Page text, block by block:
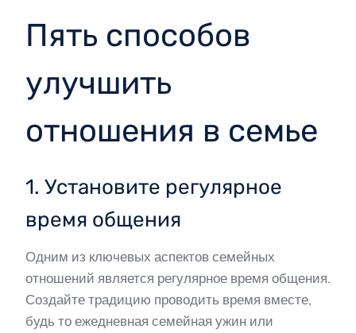
Пять способов
улучшить
отношения в семье
1. Установите регулярное
время общения
Одним из ключевых аспектов семейных
отношений является регулярное время общения.
Создайте традицию проводить время вместе,
будь то ежедневная семейная ужин или